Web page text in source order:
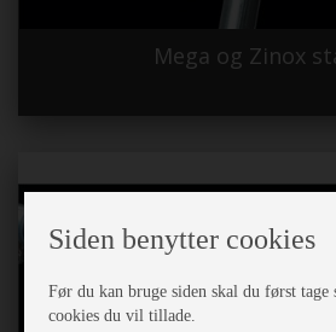
Mega og Zinox
Siden benytter cookies
Før du kan bruge siden skal du først
cookies du vil tillade.